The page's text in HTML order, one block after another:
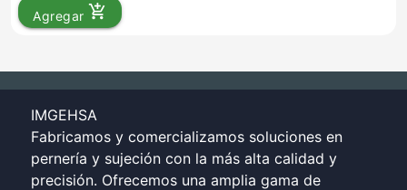
Agregar add_shopping_cart
IMGEHSA
Fabricamos y comercializamos soluciones en
pernería y sujeción con la más alta calidad y
precisión. Ofrecemos una amplia gama de